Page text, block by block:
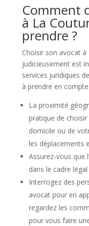
Comment
à La
prendre ?
Choisir son avocat
judicieusement est
services juridiques
à prendre en
La proximité
pratique de
domicile ou de
les déplacements
Assurez-vous que
dans le cadre
Interrogez des
avocat pour en
regardez les
pour vous faire